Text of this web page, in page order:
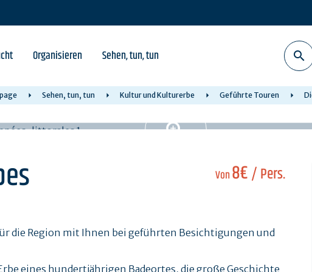
Organisieren Sehen, tun, tun
Sehen, tun, tun Kultur und Kulturerbe Geführte Touren
Von8€/ Pers.
die Region mit Ihnen bei geführten Besichtigungen und
eines hundertjährigen Badeortes, die große Geschichte